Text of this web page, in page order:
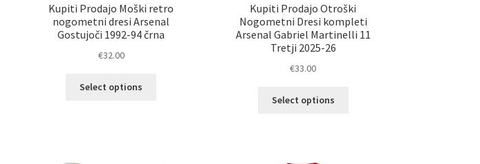
Kupiti Prodajo Moški retro
nogometni dresi Arsenal
Gostujoči 1992-94 črna
€32.00
Select options
Kupiti Prodajo Otroški
Nogometni Dresi kompleti
Arsenal Gabriel Martinelli 11
Tretji 2025-26
€33.00
Select options